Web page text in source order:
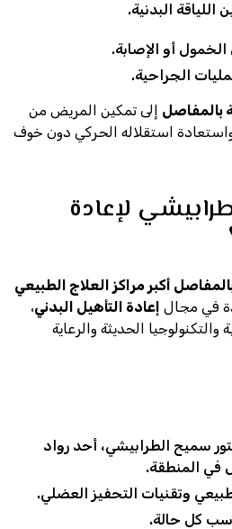
البدنية.
أو الإصابة.
الجراحية.
بالمفاصل إلى تمكين المريض من
واستعادة استقلاله الحركي دون خوف
طرابيشي لإعادة
أكبر مراكز العلاج الطبيعي
في مجال إعادة التأهيل البدني،
الحديثة والرعاية
سميح الطرابيشي، أحد رواد
في المنطقة.
وتقنيات التحفيز العضلي.
كل حالة.